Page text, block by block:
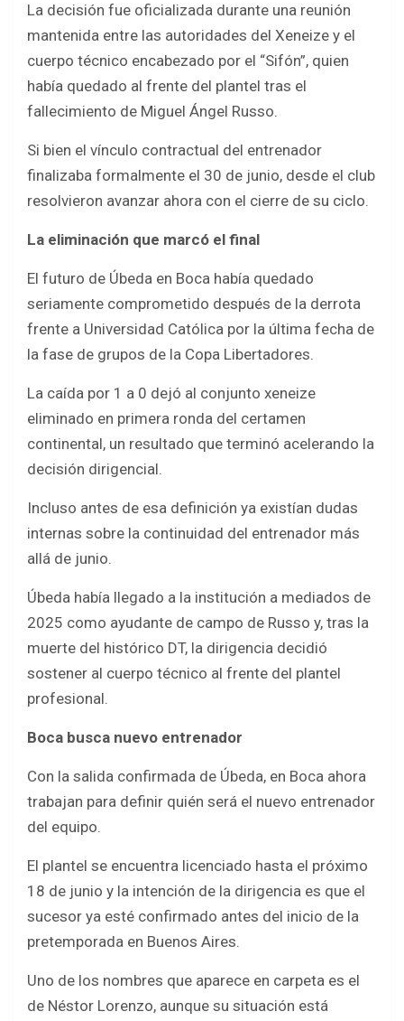
k
p
La decisión fue oficializada durante una reunión
mantenida entre las autoridades del Xeneize y el
cuerpo técnico encabezado por el “Sifón”, quien
había quedado al frente del plantel tras el
fallecimiento de Miguel Ángel Russo.
Si bien el vínculo contractual del entrenador
finalizaba formalmente el 30 de junio, desde el club
resolvieron avanzar ahora con el cierre de su ciclo.
La eliminación que marcó el final
El futuro de Úbeda en Boca había quedado
seriamente comprometido después de la derrota
frente a Universidad Católica por la última fecha de
la fase de grupos de la Copa Libertadores.
La caída por 1 a 0 dejó al conjunto xeneize
eliminado en primera ronda del certamen
continental, un resultado que terminó acelerando la
decisión dirigencial.
Incluso antes de esa definición ya existían dudas
internas sobre la continuidad del entrenador más
allá de junio.
Úbeda había llegado a la institución a mediados de
2025 como ayudante de campo de Russo y, tras la
muerte del histórico DT, la dirigencia decidió
sostener al cuerpo técnico al frente del plantel
profesional.
Boca busca nuevo entrenador
Con la salida confirmada de Úbeda, en Boca ahora
trabajan para definir quién será el nuevo entrenador
del equipo.
El plantel se encuentra licenciado hasta el próximo
18 de junio y la intención de la dirigencia es que el
sucesor ya esté confirmado antes del inicio de la
pretemporada en Buenos Aires.
Uno de los nombres que aparece en carpeta es el
de Néstor Lorenzo, aunque su situación está